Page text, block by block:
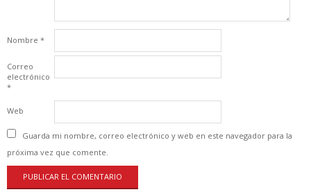
Nombre *
Correo
electrónico
*
Web
Guarda mi nombre, correo electrónico y web en este navegador para la
próxima vez que comente.